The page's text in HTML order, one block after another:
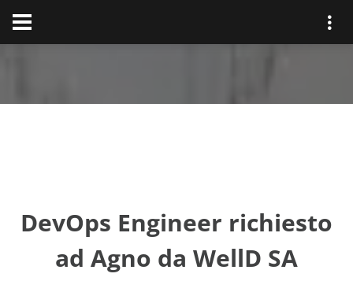
DevOps Engineer richiesto
ad Agno da WellD SA